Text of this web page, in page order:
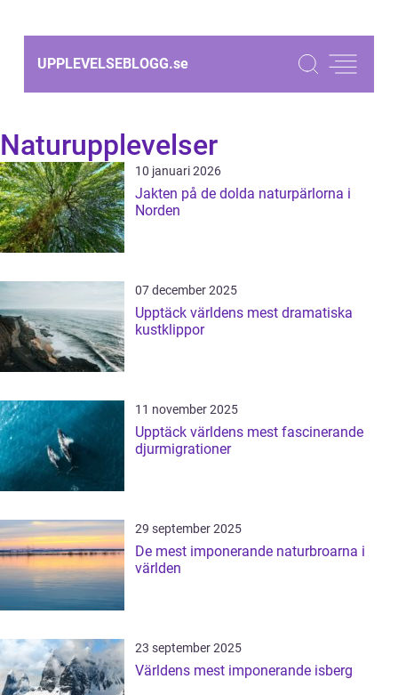
UPPLEVELSEBLOGG.se
Naturupplevelser
10 januari 2026
Jakten på de dolda naturpärlorna i
Norden
07 december 2025
Upptäck världens mest dramatiska
kustklippor
11 november 2025
Upptäck världens mest fascinerande
djurmigrationer
29 september 2025
De mest imponerande naturbroarna i
världen
23 september 2025
Världens mest imponerande isberg